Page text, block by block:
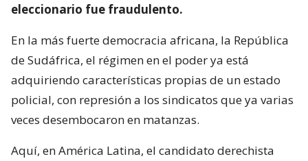
eleccionario fue fraudulento.
En la más fuerte democracia africana, la República
de Sudáfrica, el régimen en el poder ya está
adquiriendo características propias de un estado
policial, con represión a los sindicatos que ya varias
veces desembocaron en matanzas.
Aquí, en América Latina, el candidato derechista